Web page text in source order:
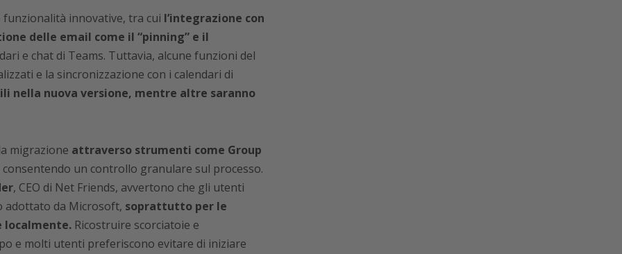
innovative, tra cui l’integrazione con
delle email come il “pinning” e il
e chat di Teams. Tuttavia, alcune funzioni del
e la sincronizzazione con i calendari di
nella nuova versione, mentre altre saranno
migrazione attraverso strumenti come Group
consentendo un controllo granulare sul processo.
, CEO di Net Friends, avvertono che gli utenti
adottato da Microsoft, soprattutto per le
localmente.Ricostruire scorciatoie e
e molti utenti preferiscono evitare di iniziare